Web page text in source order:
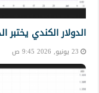
الدولار الكندي يختبر الدعم
23 يونيو, 2026 9:45 ص